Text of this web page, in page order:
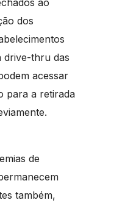
dos
drive-thru das
acessar
para a retirada
de
também,